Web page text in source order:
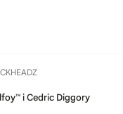
i Cedric Diggory